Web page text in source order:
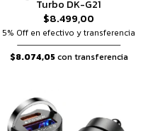
Turbo DK-G21
$8.499,00
5% Off en efectivo y transferencia
$8.074,05con transferencia